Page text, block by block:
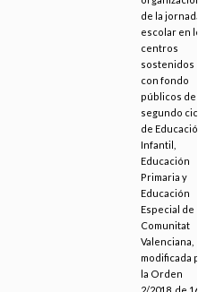
de la jornada
escolar en los
centros
sostenidos
con fondo
públicos de
segundo ciclo
de Educación
Infantil,
Educación
Primaria y
Educación
Especial de la
Comunitat
Valenciana,
modificada por
la Orden